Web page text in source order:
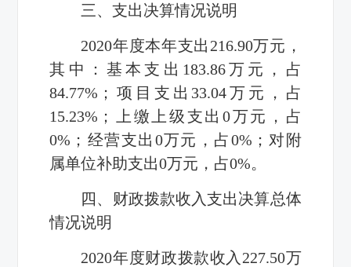
三、支出决算情况说明
2020年度本年支出216.90万元，
其中：基本支出183.86万元，占
84.77%；项目支出33.04万元，占
15.23%；上缴上级支出0万元，占
0%；经营支出0万元，占0%；对附
属单位补助支出0万元，占0%。
四、财政拨款收入支出决算总体
情况说明
2020年度财政拨款收入227.50万